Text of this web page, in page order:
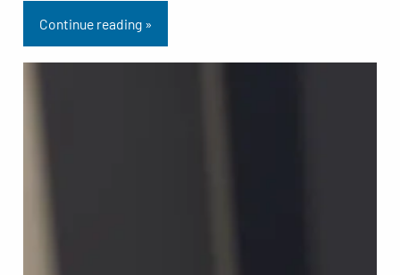
Continue reading »